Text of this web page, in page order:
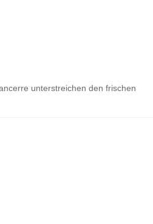
unterstreichen den frischen